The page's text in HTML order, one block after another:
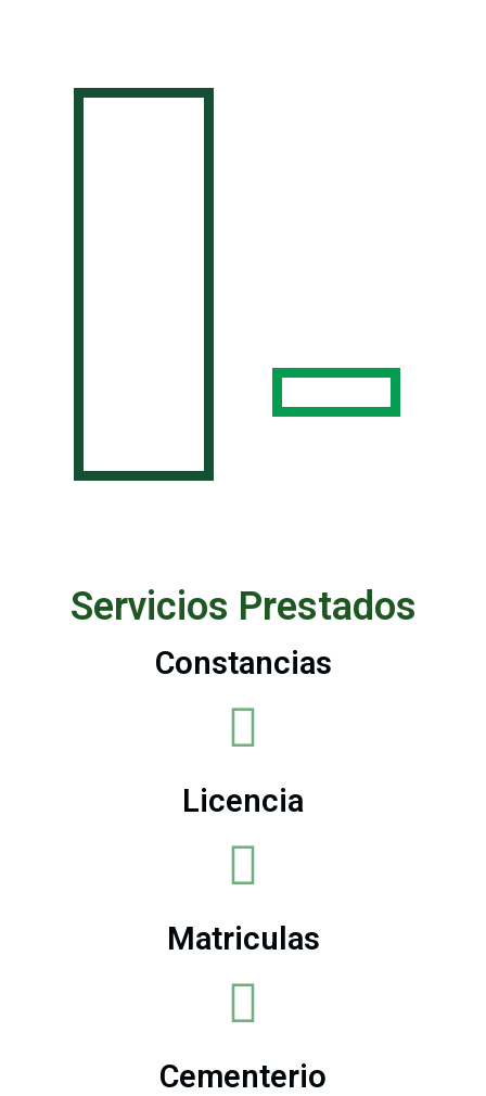
Servicios Prestados
Constancias
Licencia
Matriculas
Cementerio